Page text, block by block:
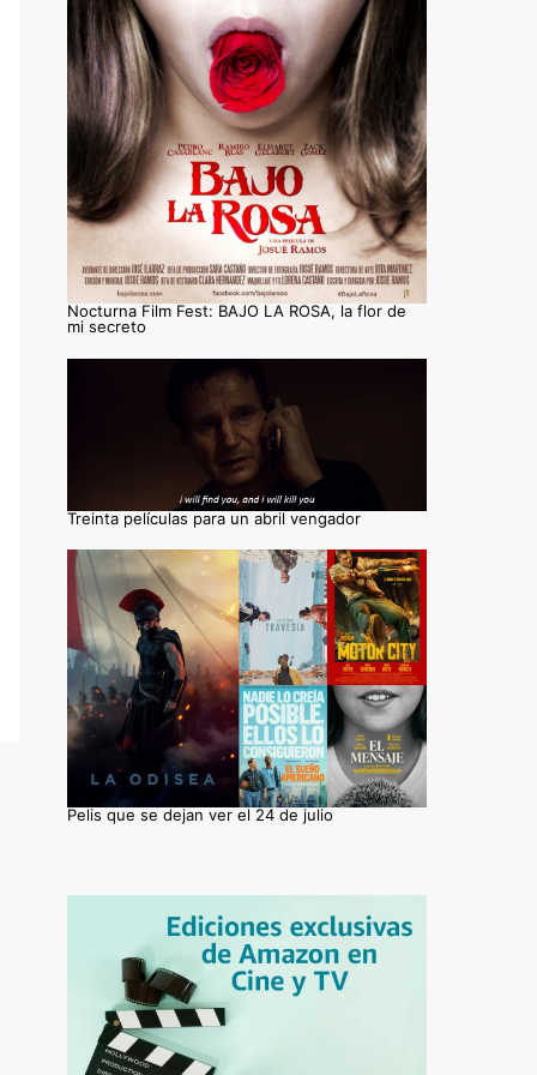
Nocturna Film Fest: BAJO LA ROSA, la flor de
mi secreto
Treinta películas para un abril vengador
Pelis que se dejan ver el 24 de julio